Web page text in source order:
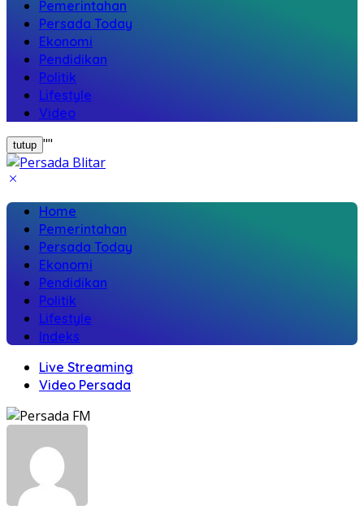
Pemerintahan
Persada Today
Ekonomi
Pendidikan
Politik
Lifestyle
Video
tutup ""
Home
Pemerintahan
Persada Today
Ekonomi
Pendidikan
Politik
Lifestyle
Indeks
Live Streaming
Video Persada